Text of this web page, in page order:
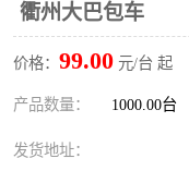
衢州大巴包车
价格： 99.00 元/台 起
产品数量： 1000.00台
发货地址：